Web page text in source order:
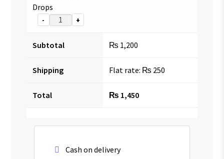
Drops
- +
Subtotal ₨ 1,200
Shipping Flat rate: ₨ 250
Total ₨ 1,450
Cash on delivery